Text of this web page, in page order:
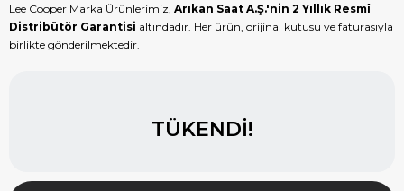
Lee Cooper Marka Ürünlerimiz, Arıkan Saat A.Ş.'nin 2 Yıllık Resmî
Distribütör Garantisi altındadır. Her ürün, orijinal kutusu ve faturasıyla
birlikte gönderilmektedir.
TÜKENDI!